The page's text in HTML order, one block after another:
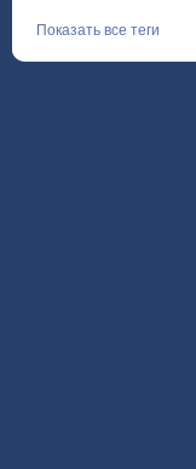
Показать все теги